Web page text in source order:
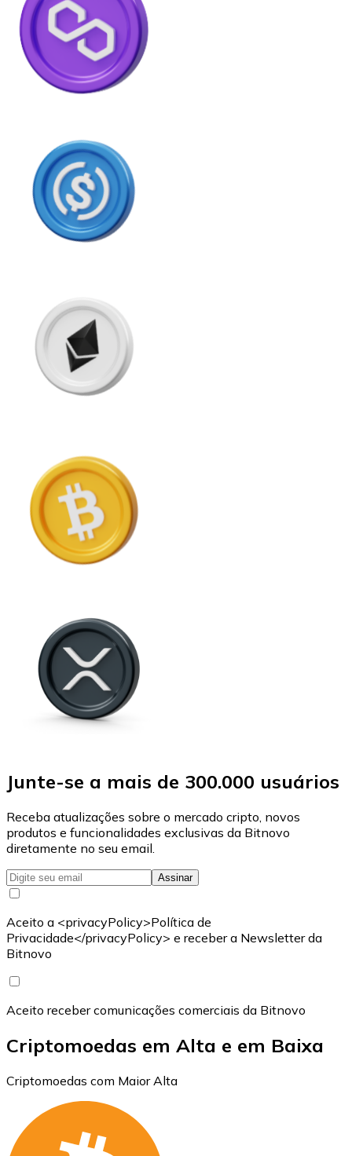
Junte-se a mais de 300.000 usuários
Receba atualizações sobre o mercado cripto, novos
produtos e funcionalidades exclusivas da Bitnovo
diretamente no seu email.
Assinar
Aceito a <privacyPolicy>Política de
Privacidade</privacyPolicy> e receber a Newsletter da
Bitnovo
Aceito receber comunicações comerciais da Bitnovo
Criptomoedas em Alta e em Baixa
Criptomoedas com Maior Alta